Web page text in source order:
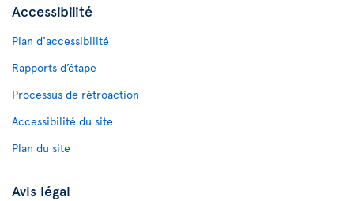
Accessibilité
Plan d'accessibilité
Rapports d’étape
Processus de rétroaction
Accessibilité du site
Plan du site
Avis légal